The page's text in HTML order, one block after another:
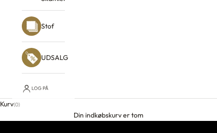
Stof
UDSALG
LOG PÅ
Kurv(0)
Din indkøbskurv er tom
SHOWROOM I AARHUS
Prøv, før du køber, i
Risskov
Mærk kvaliteten ved selvsyn. Vores team hjælper dig med at